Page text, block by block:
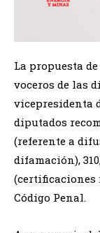
La propuesta
voceros de las
vicepresidenta
diputados
(referente a
difamación),
(certificaciones
Código Penal.